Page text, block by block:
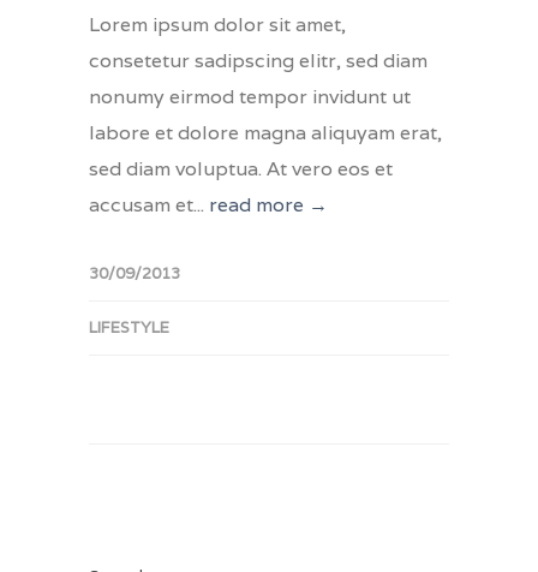
Lorem ipsum dolor sit amet,
consetetur sadipscing elitr, sed diam
nonumy eirmod tempor invidunt ut
labore et dolore magna aliquyam erat,
sed diam voluptua. At vero eos et
accusam et... read more →
30/09/2013
LIFESTYLE